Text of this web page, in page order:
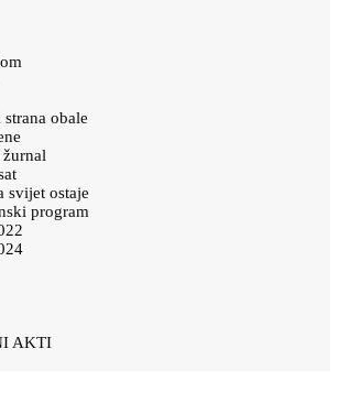
strana obale
žurnal
svijet ostaje
program
AKTI